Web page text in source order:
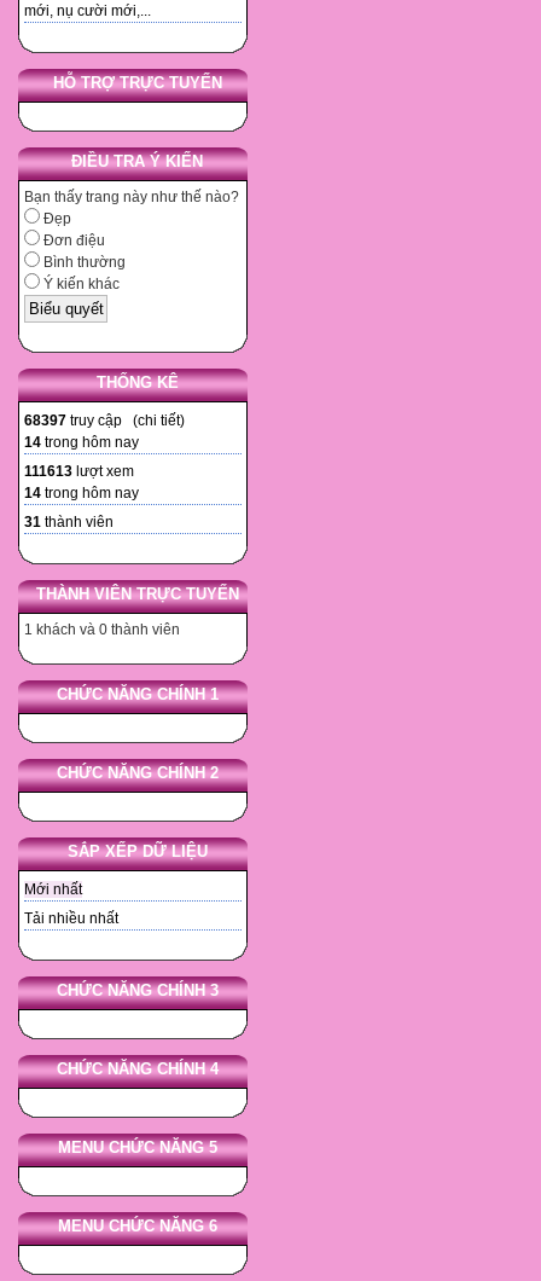
mới, nụ cười mới,...
HỖ TRỢ TRỰC TUYẾN
ĐIỀU TRA Ý KIẾN
Bạn thấy trang này như thế nào?
Đẹp
Đơn điệu
Bình thường
Ý kiến khác
THỐNG KÊ
68397 truy cập (chi tiết)
14 trong hôm nay
111613 lượt xem
14 trong hôm nay
31 thành viên
THÀNH VIÊN TRỰC TUYẾN
1 khách và 0 thành viên
CHỨC NĂNG CHÍNH 1
CHỨC NĂNG CHÍNH 2
SẮP XẾP DỮ LIỆU
Mới nhất
Tải nhiều nhất
CHỨC NĂNG CHÍNH 3
CHỨC NĂNG CHÍNH 4
MENU CHỨC NĂNG 5
MENU CHỨC NĂNG 6